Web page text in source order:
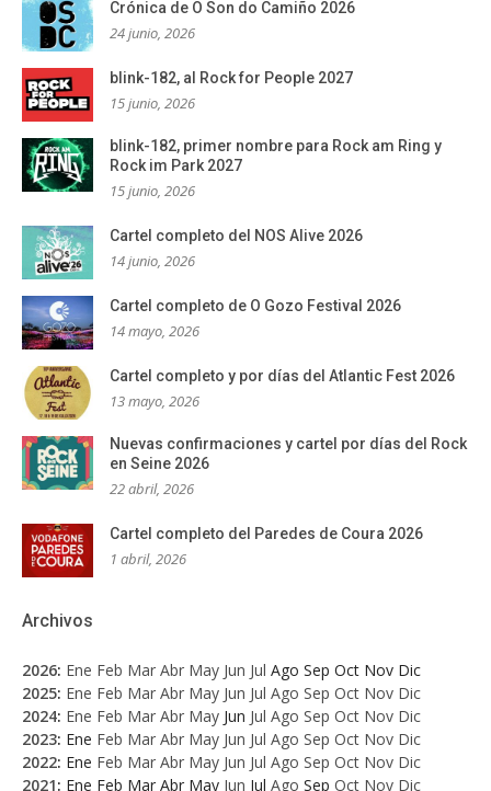
Crónica de O Son do Camiño 2026
24 junio, 2026
blink-182, al Rock for People 2027
15 junio, 2026
blink-182, primer nombre para Rock am Ring y
Rock im Park 2027
15 junio, 2026
Cartel completo del NOS Alive 2026
14 junio, 2026
Cartel completo de O Gozo Festival 2026
14 mayo, 2026
Cartel completo y por días del Atlantic Fest 2026
13 mayo, 2026
Nuevas confirmaciones y cartel por días del Rock
en Seine 2026
22 abril, 2026
Cartel completo del Paredes de Coura 2026
1 abril, 2026
Archivos
2026: Ene Feb Mar Abr May Jun Jul Ago Sep Oct Nov Dic
2025: Ene Feb Mar Abr May Jun Jul Ago Sep Oct Nov Dic
2024: Ene Feb Mar Abr May Jun Jul Ago Sep Oct Nov Dic
2023: Ene Feb Mar Abr May Jun Jul Ago Sep Oct Nov Dic
2022: Ene Feb Mar Abr May Jun Jul Ago Sep Oct Nov Dic
2021: Ene Feb Mar Abr May Jun Jul Ago Sep Oct Nov Dic